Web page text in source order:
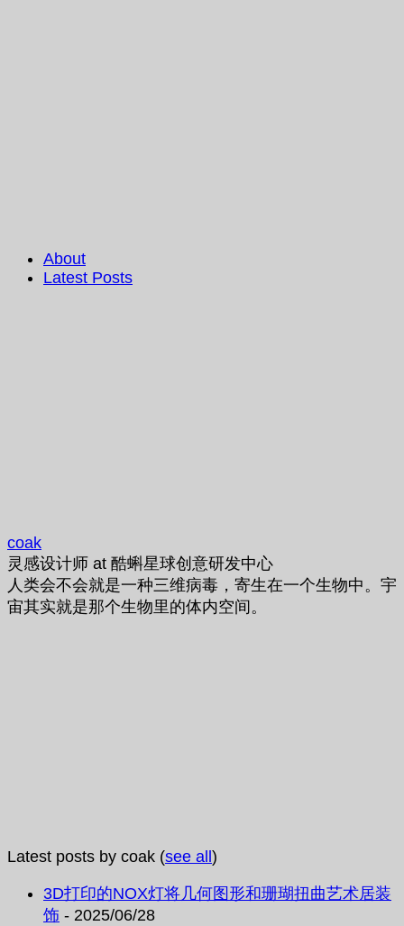
About
Latest Posts
coak
灵感设计师 at 酷蝌星球创意研发中心
人类会不会就是一种三维病毒，寄生在一个生物中。宇
宙其实就是那个生物里的体内空间。
Latest posts by coak (see all )
3D打印的NOX灯将几何图形和珊瑚扭曲艺术居装
饰 - 2025/06/28